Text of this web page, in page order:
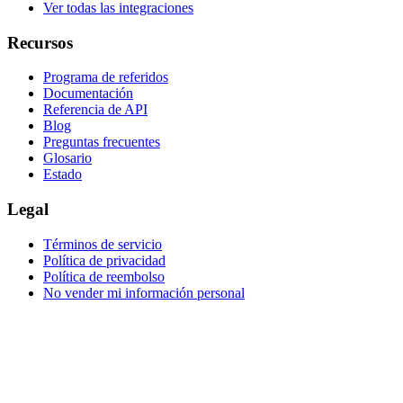
Ver todas las integraciones
Recursos
Programa de referidos
Documentación
Referencia de API
Blog
Preguntas frecuentes
Glosario
Estado
Legal
Términos de servicio
Política de privacidad
Política de reembolso
No vender mi información personal